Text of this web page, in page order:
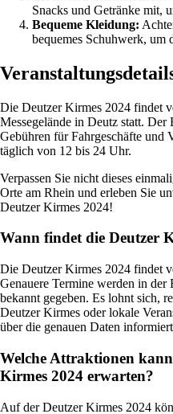
Snacks und Getränke mit,
Bequeme Kleidung:
bequemes Schuhwerk, um
Die Deutzer Kirmes 2024 findet
Messegelände in Deutz statt.
Gebühren für Fahrgeschäfte und
täglich von 12 bis 24 Uhr.
Verpassen Sie nicht dieses
Orte am Rhein und erleben Sie
Deutzer Kirmes 2024!
Wann findet die Deutzer
Die Deutzer Kirmes 2024 findet
Genauere Termine werden in
bekannt gegeben. Es lohnt sich,
Deutzer Kirmes oder lokale
über die genauen Daten
Welche Attraktionen
Kirmes 2024 erwarten?
Auf der Deutzer Kirmes 2024